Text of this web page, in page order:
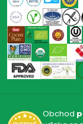
Obchod